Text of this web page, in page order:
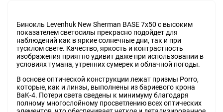
Бинокль Levenhuk New Sherman BASE 7x50 с высоким
показателем светосилы прекрасно подойдет для
наблюдений как в яркие солнечные дни, так и при
тусклом свете. Качество, яркость и контрастность
изображения приятно удивит даже при использовании в
условиях тумана, утренних сумерек и облачной погоды.
В основе оптической конструкции лежат призмы Porro,
которые, как и линзы, выполнены из бариевого крона
BaK-4. Потери света сведены к минимуму благодаря
полному многослойному просветлению всех оптических